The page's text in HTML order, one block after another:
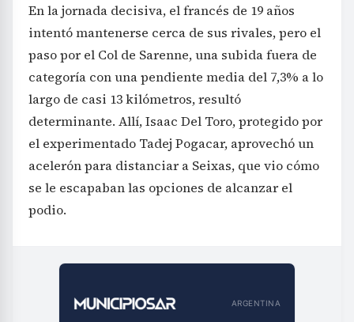
En la jornada decisiva, el francés de 19 años
intentó mantenerse cerca de sus rivales, pero el
paso por el Col de Sarenne, una subida fuera de
categoría con una pendiente media del 7,3% a lo
largo de casi 13 kilómetros, resultó
determinante. Allí, Isaac Del Toro, protegido por
el experimentado Tadej Pogacar, aprovechó un
acelerón para distanciar a Seixas, que vio cómo
se le escapaban las opciones de alcanzar el
podio.
ARGENTINA